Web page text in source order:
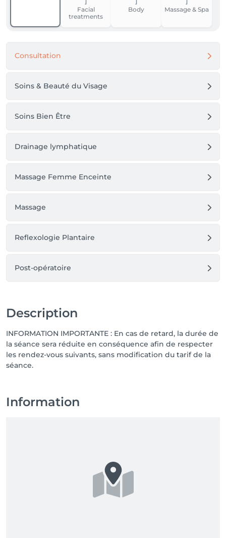
Facial
treatments
Body Massage & Spa
Consultation
Soins & Beauté du Visage
Soins Bien Être
Drainage lymphatique
Massage Femme Enceinte
Massage
Reflexologie Plantaire
Post-opératoire
Description
INFORMATION IMPORTANTE : En cas de retard, la durée de
la séance sera réduite en conséquence afin de respecter
les rendez-vous suivants, sans modification du tarif de la
séance.
Information